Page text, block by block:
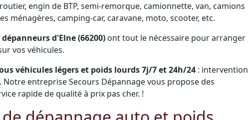
engin de BTP, semi-remorque, camionnette, van, camions
ménagères, camping-car, caravane, moto, scooter, etc.
dépanneurs d'Elne (66200) ont tout le nécessaire pour arranger
vos véhicules.
véhicules légers et poids lourds 7j/7 et 24h/24 : intervention
entreprise Secours Dépannage vous propose des
rapide de qualité à prix pas cher. !